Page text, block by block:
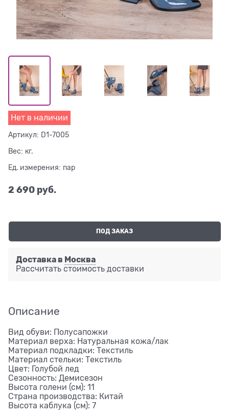
Нет в наличии
Артикул: D1-7005
Вес: кг.
Ед. измерения: пар
2 690 руб.
ПОД ЗАКАЗ
Доставка в Москва
Рассчитать стоимость доставки
Описание
Вид обуви: Полусапожки
Материал верха: Натуральная кожа/лак
Материал подкладки: Текстиль
Материал стельки: Текстиль
Цвет: Голубой лед
Сезонность: Демисезон
Высота голени (см): 11
Страна производства: Китай
Высота каблука (см): 7